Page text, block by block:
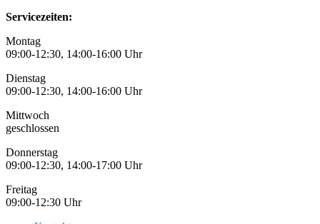
Servicezeiten:
Montag
09:00-12:30, 14:00-16:00 Uhr
Dienstag
09:00-12:30, 14:00-16:00 Uhr
Mittwoch
geschlossen
Donnerstag
09:00-12:30, 14:00-17:00 Uhr
Freitag
09:00-12:30 Uhr